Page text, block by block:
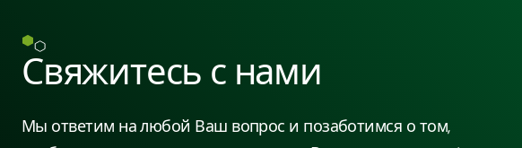
Свяжитесь с нами
Мы ответим на любой Ваш вопрос и позаботимся о том,